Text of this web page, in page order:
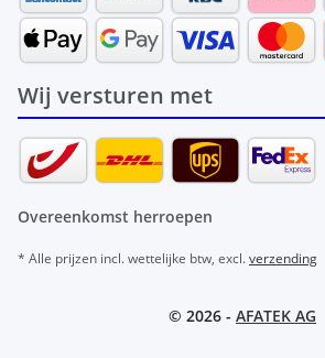
Wij versturen met
Overeenkomst herroepen
* Alle prijzen incl. wettelijke btw, excl.verzending
© 2026 - AFATEK AG